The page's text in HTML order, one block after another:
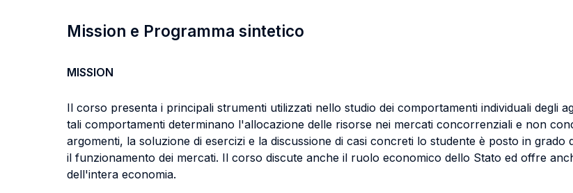
Mission e Programma sintetico
MISSION
Il corso presenta i principali strumenti utilizzati nello studio dei comportamenti individuali degli
tali comportamenti determinano l'allocazione delle risorse nei mercati concorrenziali e non
argomenti, la soluzione di esercizi e la discussione di casi concreti lo studente è posto in
il funzionamento dei mercati. Il corso discute anche il ruolo economico dello Stato ed offre
dell'intera economia.